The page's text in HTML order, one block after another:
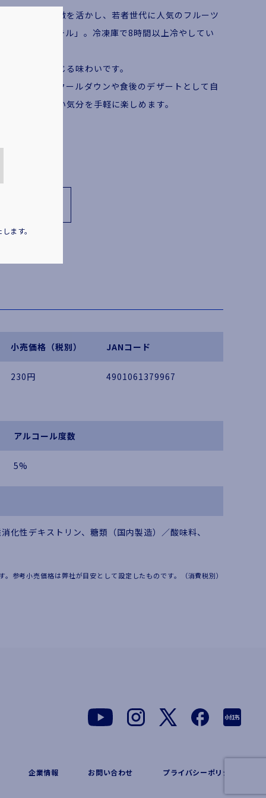
」という特徴を活かし、若者世代に人気のフルーツ
ーズンカクテル」。冷凍庫で8時間以上冷やしてい
り甘みを感じる味わいです。
呂上がりのクールダウンや食後のデザートとして自
よいほろ酔い気分を手軽に楽しめます。
小売価格（税別） JANコード
230円 4901061379967
アルコール度数
5%
化性デキストリン、糖類（国内製造）／酸味料、
参考小売価格は弊社が目安として設定したものです。（消費税別）
企業情報 お問い合わせ プライバシーポリシー
ます。